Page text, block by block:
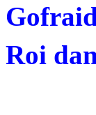
Roi